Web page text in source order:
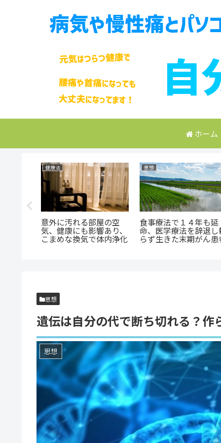
ホーム
健康法
意外に汚れる部屋の空
気、健康にも影響あり、
こまめな換気で体内浄化
思想
食事療法で１４年も延
命、医学療法を辞退し
らず生きた末期がん患
思想
遺伝は自分の代で断ち切れる？
思想